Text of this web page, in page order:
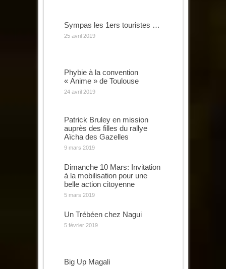
Sympas les 1ers touristes …
25 avril 2019
Phybie à la convention
« Anime » de Toulouse
24 avril 2019
Patrick Bruley en mission
auprès des filles du rallye
Aïcha des Gazelles
9 mars 2019
Dimanche 10 Mars: Invitation
à la mobilisation pour une
belle action citoyenne
5 mars 2019
Un Trébéen chez Nagui
5 février 2019
Big Up Magali